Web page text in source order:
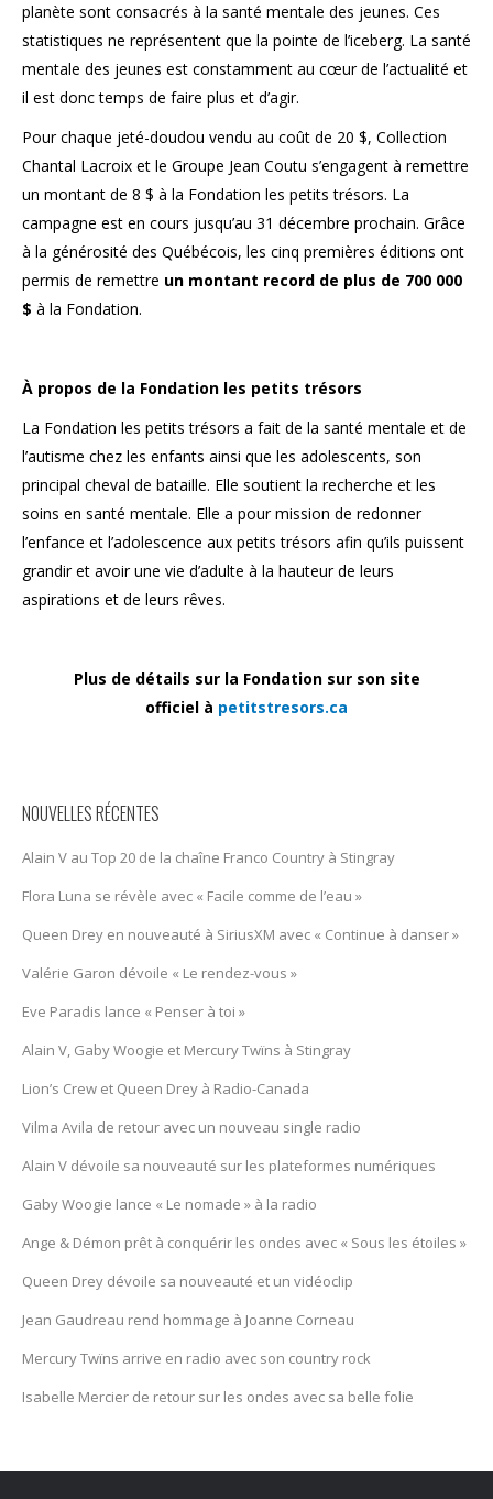
planète sont consacrés à la santé mentale des jeunes. Ces
statistiques ne représentent que la pointe de l’iceberg. La santé
mentale des jeunes est constamment au cœur de l’actualité et
il est donc temps de faire plus et d’agir.
Pour chaque jeté-doudou vendu au coût de 20 $, Collection
Chantal Lacroix et le Groupe Jean Coutu s’engagent à remettre
un montant de 8 $ à la Fondation les petits trésors. La
campagne est en cours jusqu’au 31 décembre prochain. Grâce
à la générosité des Québécois, les cinq premières éditions ont
permis de remettre un montant record de plus de 700 000
$ à la Fondation.
À propos de la Fondation les petits trésors
La Fondation les petits trésors a fait de la santé mentale et de
l’autisme chez les enfants ainsi que les adolescents, son
principal cheval de bataille. Elle soutient la recherche et les
soins en santé mentale. Elle a pour mission de redonner
l’enfance et l’adolescence aux petits trésors afin qu’ils puissent
grandir et avoir une vie d’adulte à la hauteur de leurs
aspirations et de leurs rêves.
Plus de détails sur la Fondation sur son site
officiel à petitstresors.ca
NOUVELLES RÉCENTES
Alain V au Top 20 de la chaîne Franco Country à Stingray
Flora Luna se révèle avec « Facile comme de l’eau »
Queen Drey en nouveauté à SiriusXM avec « Continue à danser »
Valérie Garon dévoile « Le rendez-vous »
Eve Paradis lance « Penser à toi »
Alain V, Gaby Woogie et Mercury Twïns à Stingray
Lion’s Crew et Queen Drey à Radio-Canada
Vilma Avila de retour avec un nouveau single radio
Alain V dévoile sa nouveauté sur les plateformes numériques
Gaby Woogie lance « Le nomade » à la radio
Ange & Démon prêt à conquérir les ondes avec « Sous les étoiles »
Queen Drey dévoile sa nouveauté et un vidéoclip
Jean Gaudreau rend hommage à Joanne Corneau
Mercury Twïns arrive en radio avec son country rock
Isabelle Mercier de retour sur les ondes avec sa belle folie